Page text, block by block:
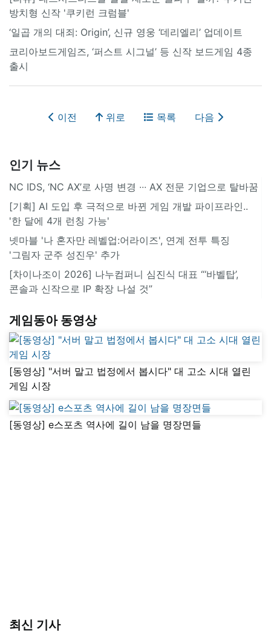
방치형 신작 '쿠키런 크럼블'
‘일곱 개의 대죄: Origin’, 신규 영웅 ‘데리엘리’ 업데이트
코리아보드게임즈, ‘퍼스트 시그널’ 등 신작 보드게임 4종
출시
이전 위로 목록 다음
인기 뉴스
NC IDS, ‘NC AX’로 사명 변경 ∙∙∙ AX 전문 기업으로 탈바꿈
[기획] AI 도입 후 극적으로 바뀐 게임 개발 파이프라인..
'한 달에 4개 런칭 가능'
넷마블 '나 혼자만 레벨업:어라이즈', 연계 전투 특징
'그림자 군주 성진우' 추가
[차이나조이 2026] 나누컴퍼니 심진식 대표 “‘바벨탑’,
콘솔과 신작으로 IP 확장 나설 것”
게임동아 동영상
[동영상] "서버 말고 법정에서 봅시다" 대 고소 시대 열린
게임 시장
[동영상] e스포츠 역사에 길이 남을 명장면들
최신 기사